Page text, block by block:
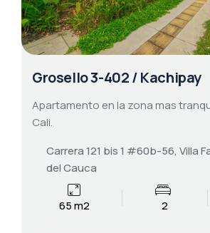
Grosello 3-402 / Kachipay
Apartamento en la zona mas
Cali.
Carrera 121 bis 1 #60b-56, Villa
del Cauca
65 m2 2